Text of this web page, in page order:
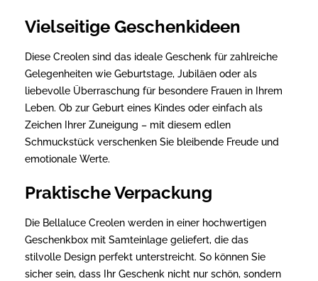
Vielseitige Geschenkideen
Diese Creolen sind das ideale Geschenk für zahlreiche
Gelegenheiten wie Geburtstage, Jubiläen oder als
liebevolle Überraschung für besondere Frauen in Ihrem
Leben. Ob zur Geburt eines Kindes oder einfach als
Zeichen Ihrer Zuneigung – mit diesem edlen
Schmuckstück verschenken Sie bleibende Freude und
emotionale Werte.
Praktische Verpackung
Die Bellaluce Creolen werden in einer hochwertigen
Geschenkbox mit Samteinlage geliefert, die das
stilvolle Design perfekt unterstreicht. So können Sie
sicher sein, dass Ihr Geschenk nicht nur schön, sondern